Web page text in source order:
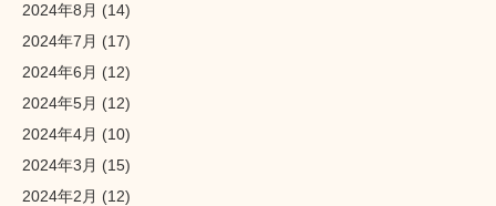
2024年8月 (14)
2024年7月 (17)
2024年6月 (12)
2024年5月 (12)
2024年4月 (10)
2024年3月 (15)
2024年2月 (12)